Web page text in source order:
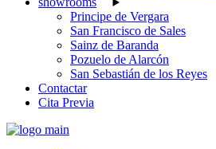
Principe de Vergara
San Francisco de Sales
Sainz de Baranda
Pozuelo de Alarcón
San Sebastián de los Reyes
Contactar
Cita Previa